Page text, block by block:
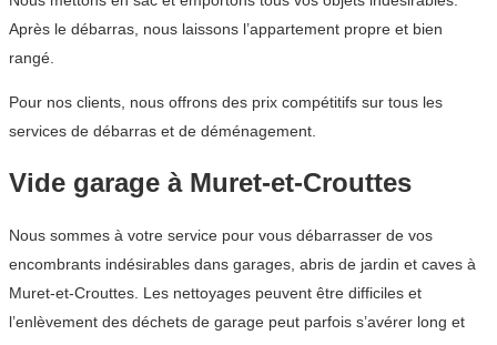
Après le débarras, nous laissons l’appartement propre et bien
rangé.
Pour nos clients, nous offrons des prix compétitifs sur tous les
services de débarras et de déménagement.
Vide garage à Muret-et-Crouttes
Nous sommes à votre service pour vous débarrasser de vos
encombrants indésirables dans garages, abris de jardin et caves à
Muret-et-Crouttes. Les nettoyages peuvent être difficiles et
l’enlèvement des déchets de garage peut parfois s’avérer long et